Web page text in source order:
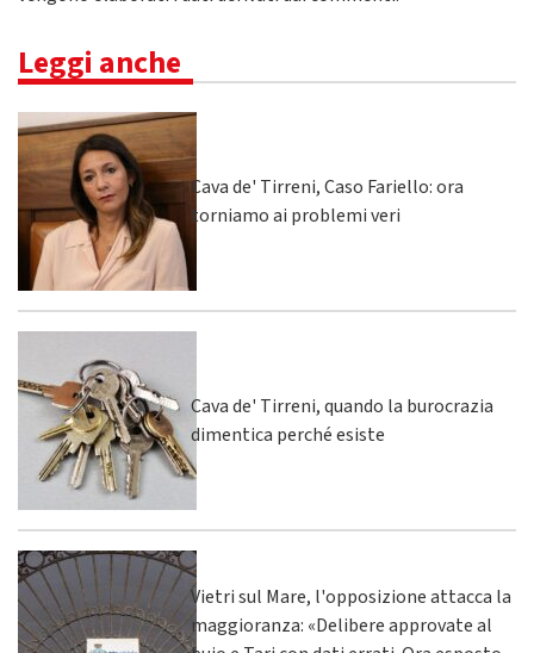
Leggi anche
Cava de' Tirreni, Caso Fariello: ora
torniamo ai problemi veri
Cava de' Tirreni, quando la burocrazia
dimentica perché esiste
Vietri sul Mare, l'opposizione attacca la
maggioranza: «Delibere approvate al